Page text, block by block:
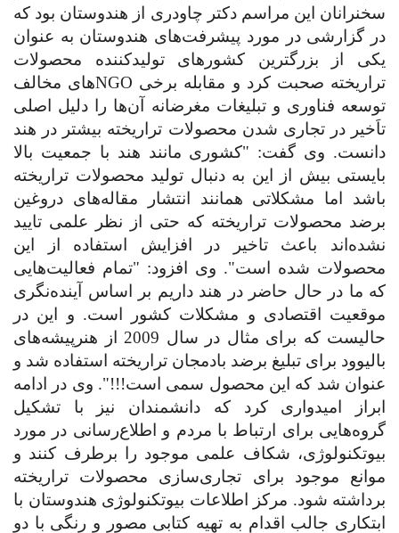
سخنرانان این مراسم دکتر چاودری از هندوستان بود که
در گزارشی در مورد پیشرفت‌های هندوستان به عنوان
یکی از بزرگترین کشورهای تولید‌کننده محصولات
تراریخته صحبت کرد و مقابله برخی NGOهای مخالف
توسعه فناوری و تبلیغات مغرضانه آن‌ها را دلیل اصلی
تاَخیر در تجاری شدن محصولات تراریخته بیشتر در هند
دانست. وی گفت: "کشوری مانند هند با جمعیت بالا
بایستی بیش از این به دنبال تولید محصولات تراریخته
باشد اما مشکلاتی همانند انتشار مقاله‌های دروغین
برضد محصولات تراریخته که حتی از نظر علمی تایید
نشده‌اند باعث تاخیر در افزایش استفاده از این
محصولات شده است". وی افزود: "تمام فعالیت‌هایی
که ما در حال حاضر در هند داریم بر اساس آینده‌نگری
موقعیت اقتصادی و مشکلات کشور است. و این در
حالیست که برای مثال در سال 2009 از هنرپیشه‌های
بالیوود برای تبلیغ برضد بادمجان تراریخته استفاده شد و
عنوان شد که این محصول سمی است!!!". وی در ادامه
ابراز امیدواری کرد که دانشمندان نیز با تشکیل
گروه‌هایی برای ارتباط با مردم و اطلاع‌رسانی در مورد
بیوتکنولوژی، شکاف علمی موجود را برطرف کنند و
موانع موجود برای تجاری‌سازی محصولات تراریخته
برداشته شود. مرکز اطلاعات بیوتکنولوژی هندوستان با
ابتکاری جالب اقدام به تهیه کتابی مصور و رنگی با دو